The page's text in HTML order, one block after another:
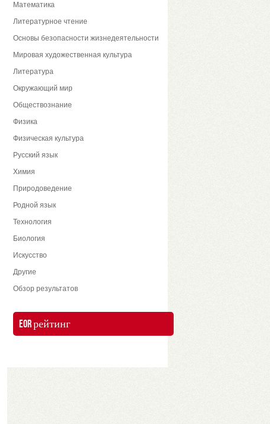
Математика
Литературное чтение
Основы безопасности жизнедеятельности
Мировая художественная культура
Литература
Окружающий мир
Обществознание
Физика
Физическая культура
Русский язык
Химия
Природоведение
Родной язык
Технология
Биология
Искусство
Другие
Обзор результатов
EOR рейтинг